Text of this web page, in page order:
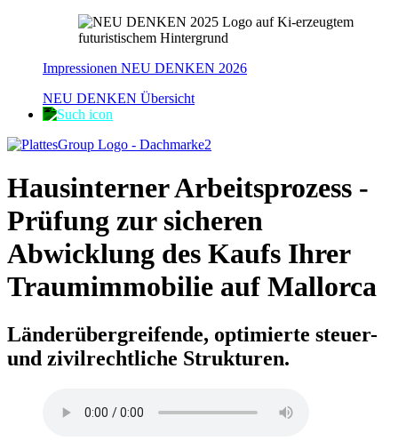
Impressionen NEU DENKEN 2026
NEU DENKEN Übersicht
Hausinterner Arbeitsprozess -
Prüfung zur sicheren
Abwicklung des Kaufs Ihrer
Traumimmobilie auf Mallorca
Länderübergreifende, optimierte steuer-
und zivilrechtliche Strukturen.